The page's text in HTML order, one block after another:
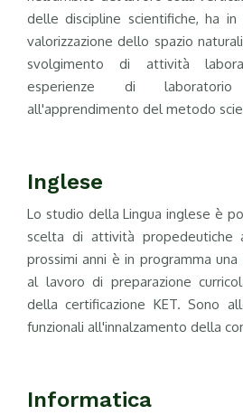
delle discipline scientifiche, ha
valorizzazione dello spazio
svolgimento di attività
esperienze di
all'apprendimento del metodo
Inglese
Lo studio della Lingua inglese è
scelta di attività propedeutiche
prossimi anni è in programma
al lavoro di preparazione
della certificazione KET. Sono
funzionali all'innalzamento della
Informatica